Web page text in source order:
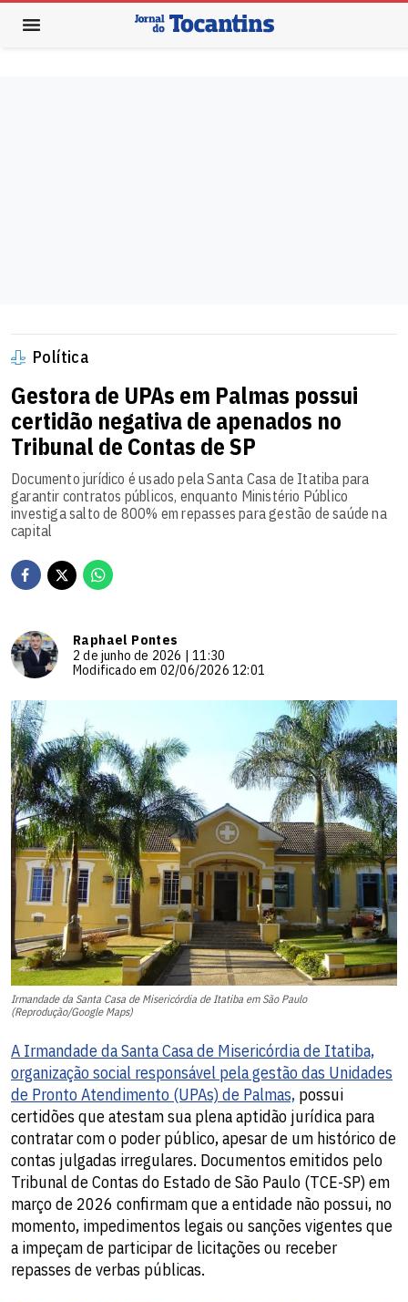
Política
Gestora de UPAs em Palmas possui
certidão negativa de apenados no
Tribunal de Contas de SP
Documento jurídico é usado pela Santa Casa de Itatiba para
garantir contratos públicos, enquanto Ministério Público
investiga salto de 800% em repasses para gestão de saúde na
capital
Raphael Pontes
2 de junho de 2026 | 11:30
Modificado em 02/06/2026 12:01
Irmandade da Santa Casa de Misericórdia de Itatiba em São Paulo
(Reprodução/Google Maps)
A Irmandade da Santa Casa de Misericórdia de Itatiba,
organização social responsável pela gestão das Unidades
de Pronto Atendimento (UPAs) de Palmas, possui
certidões que atestam sua plena aptidão jurídica para
contratar com o poder público, apesar de um histórico de
contas julgadas irregulares. Documentos emitidos pelo
Tribunal de Contas do Estado de São Paulo (TCE-SP) em
março de 2026 confirmam que a entidade não possui, no
momento, impedimentos legais ou sanções vigentes que
a impeçam de participar de licitações ou receber
repasses de verbas públicas.